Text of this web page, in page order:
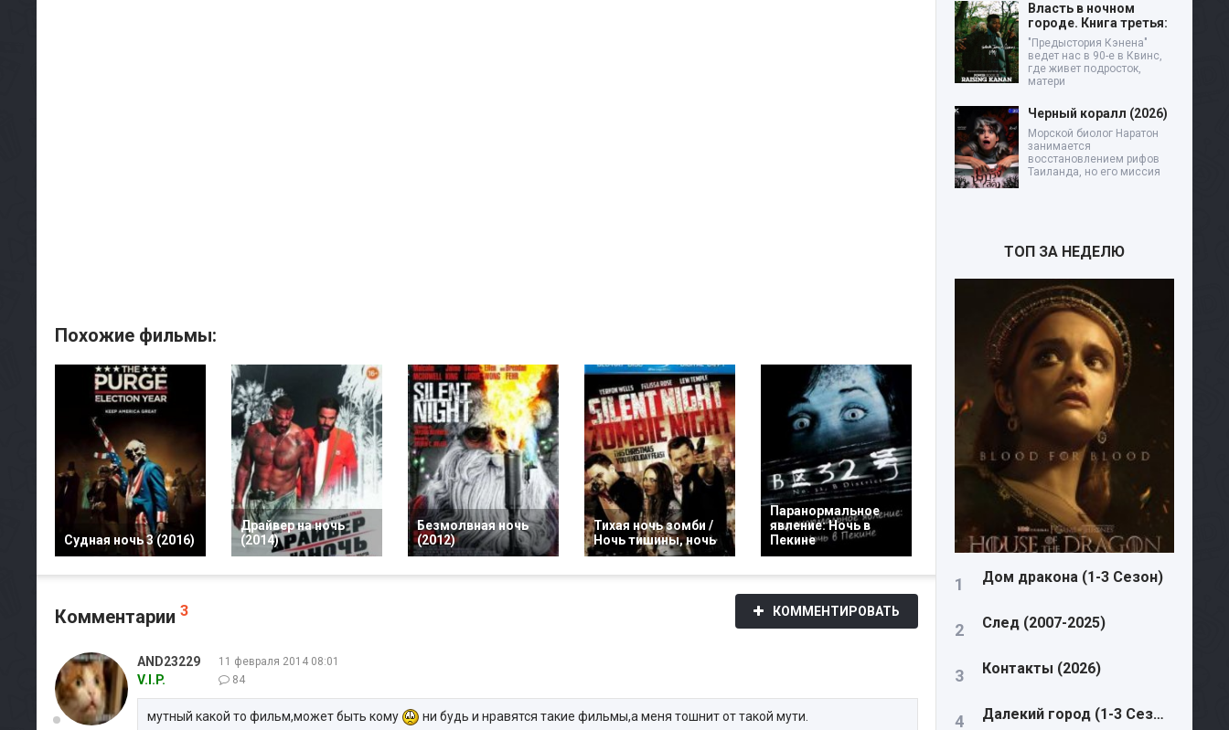
Похожие фильмы:
Судная ночь 3 (2016)
Драйвер на ночь
(2014)
Безмолвная ночь
(2012)
Тихая ночь зомби /
Ночь тишины, ночь
Паранормальное
явление: Ночь в
Пекине
Комментарии 3 КОММЕНТИРОВАТЬ
AND23229
V.I.P.
11 февраля 2014 08:01
84
мутный какой то фильм,может быть кому ни будь и нравятся такие фильмы,а меня тошнит от такой мути.
Власть в ночном
городе. Книга третья:
"Предыстория Кэнена"
ведет нас в 90-е в Квинс,
где живет подросток,
матери
Черный коралл (2026)
Морской биолог Наратон
занимается
восстановлением рифов
Таиланда, но его миссия
ТОП ЗА НЕДЕЛЮ
Дом дракона (1-3 Сезон)
След (2007-2025)
Контакты (2026)
Далекий город (1-3 Сезон)